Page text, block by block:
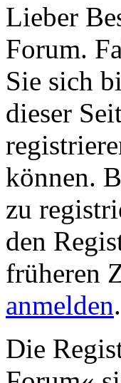
Lieber
Forum.
Sie sich
dieser
können.
zu
den
früheren
anmelden.
Die